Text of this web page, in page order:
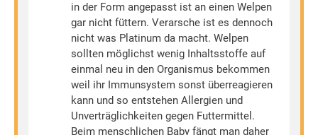
in der Form angepasst ist an einen Welpen
gar nicht füttern. Verarsche ist es dennoch
nicht was Platinum da macht. Welpen
sollten möglichst wenig Inhaltsstoffe auf
einmal neu in den Organismus bekommen
weil ihr Immunsystem sonst überreagieren
kann und so entstehen Allergien und
Unverträglichkeiten gegen Futtermittel.
Beim menschlichen Baby fängt man daher